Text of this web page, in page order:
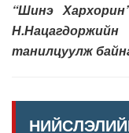
“Шинэ
танилцуулж